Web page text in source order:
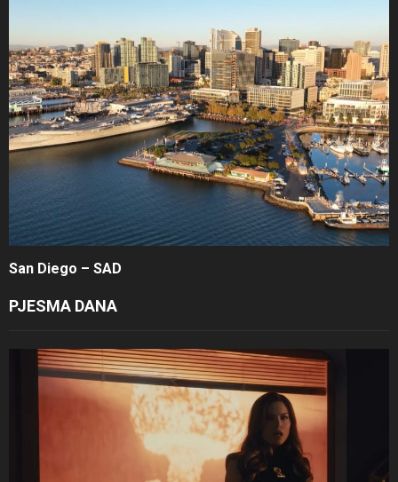
San Diego – SAD
PJESMA DANA